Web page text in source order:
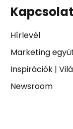
Hírlevél
Marketing
Inspirációk|
Newsroom